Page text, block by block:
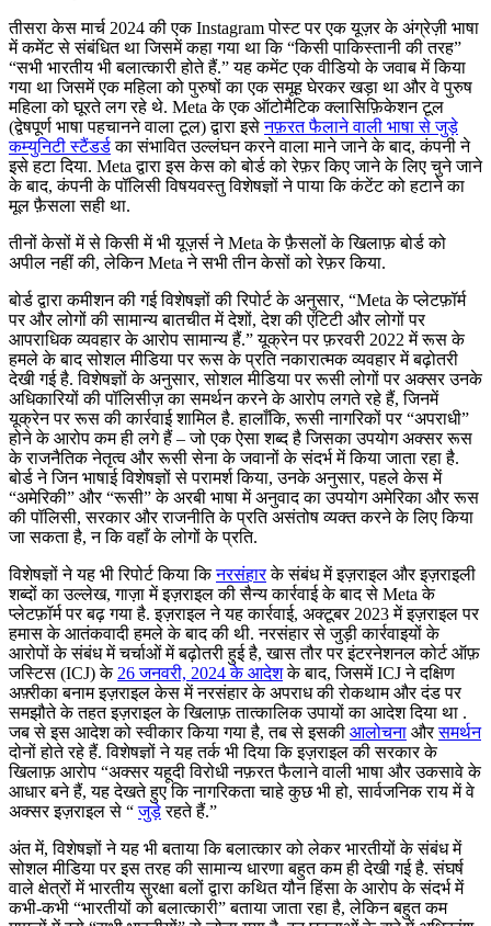
तीसरा केस मार्च 2024 की एक Instagram पोस्ट पर एक यूज़र के अंग्रेज़ी भाषा
में कमेंट से संबंधित था जिसमें कहा गया था कि “किसी पाकिस्तानी की तरह”
“सभी भारतीय भी बलात्कारी होते हैं.” यह कमेंट एक वीडियो के जवाब में किया
गया था जिसमें एक महिला को पुरुषों का एक समूह घेरकर खड़ा था और वे पुरुष
महिला को घूरते लग रहे थे. Meta के एक ऑटोमैटिक क्लासिफ़िकेशन टूल
(द्वेषपूर्ण भाषा पहचानने वाला टूल) द्वारा इसेनफ़रत फैलाने वाली भाषा से जुड़े
कम्युनिटी स्टैंडर्डका संभावित उल्लंघन करने वाला माने जाने के बाद, कंपनी ने
इसे हटा दिया. Meta द्वारा इस केस को बोर्ड को रेफ़र किए जाने के लिए चुने जाने
के बाद, कंपनी के पॉलिसी विषयवस्तु विशेषज्ञों ने पाया कि कंटेंट को हटाने का
मूल फ़ैसला सही था.
तीनों केसों में से किसी में भी यूज़र्स ने Meta के फ़ैसलों के खिलाफ़ बोर्ड को
अपील नहीं की, लेकिन Meta ने सभी तीन केसों को रेफ़र किया.
बोर्ड द्वारा कमीशन की गई विशेषज्ञों की रिपोर्ट के अनुसार, “Meta के प्लेटफ़ॉर्म
पर और लोगों की सामान्य बातचीत में देशों, देश की एंटिटी और लोगों पर
आपराधिक व्यवहार के आरोप सामान्य हैं.” यूक्रेन पर फ़रवरी 2022 में रूस के
हमले के बाद सोशल मीडिया पर रूस के प्रति नकारात्मक व्यवहार में बढ़ोतरी
देखी गई है. विशेषज्ञों के अनुसार, सोशल मीडिया पर रूसी लोगों पर अक्सर उनके
अधिकारियों की पॉलिसीज़ का समर्थन करने के आरोप लगते रहे हैं, जिनमें
यूक्रेन पर रूस की कार्रवाई शामिल है. हालाँकि, रूसी नागरिकों पर “अपराधी”
होने के आरोप कम ही लगे हैं – जो एक ऐसा शब्द है जिसका उपयोग अक्सर रूस
के राजनैतिक नेतृत्व और रूसी सेना के जवानों के संदर्भ में किया जाता रहा है.
बोर्ड ने जिन भाषाई विशेषज्ञों से परामर्श किया, उनके अनुसार, पहले केस में
“अमेरिकी” और “रूसी” के अरबी भाषा में अनुवाद का उपयोग अमेरिका और रूस
की पॉलिसी, सरकार और राजनीति के प्रति असंतोष व्यक्त करने के लिए किया
जा सकता है, न कि वहाँ के लोगों के प्रति.
विशेषज्ञों ने यह भी रिपोर्ट किया किनरसंहारके संबंध में इज़राइल और इज़राइली
शब्दों का उल्लेख, गाज़ा में इज़राइल की सैन्य कार्रवाई के बाद से Meta के
प्लेटफ़ॉर्म पर बढ़ गया है. इज़राइल ने यह कार्रवाई, अक्टूबर 2023 में इज़राइल पर
हमास के आतंकवादी हमले के बाद की थी. नरसंहार से जुड़ी कार्रवाइयों के
आरोपों के संबंध में चर्चाओं में बढ़ोतरी हुई है, खास तौर पर इंटरनेशनल कोर्ट ऑफ़
जस्टिस (ICJ) के26 जनवरी, 2024 के आदेशके बाद, जिसमें ICJ ने दक्षिण
अफ़्रीका बनाम इज़राइल केस में नरसंहार के अपराध की रोकथाम और दंड पर
समझौते के तहत इज़राइल के खिलाफ़ तात्कालिक उपायों का आदेश दिया था .
जब से इस आदेश को स्वीकार किया गया है, तब से इसकी आलोचना औरसमर्थन
दोनों होते रहे हैं. विशेषज्ञों ने यह तर्क भी दिया कि इज़राइल की सरकार के
खिलाफ़ आरोप “अक्सर यहूदी विरोधी नफ़रत फैलाने वाली भाषा और उकसावे के
आधार बने हैं, यह देखते हुए कि नागरिकता चाहे कुछ भी हो, सार्वजनिक राय में वे
अक्सर इज़राइल से “जुड़ेरहते हैं.”
अंत में, विशेषज्ञों ने यह भी बताया कि बलात्कार को लेकर भारतीयों के संबंध में
सोशल मीडिया पर इस तरह की सामान्य धारणा बहुत कम ही देखी गई है. संघर्ष
वाले क्षेत्रों में भारतीय सुरक्षा बलों द्वारा कथित यौन हिंसा के आरोप के संदर्भ में
कभी-कभी “भारतीयों को बलात्कारी” बताया जाता रहा है, लेकिन बहुत कम